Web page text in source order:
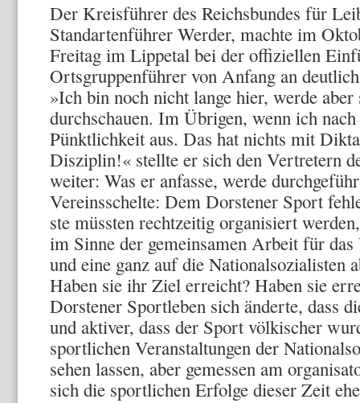
Der Kreisführer des Reichsbundes für
Standartenführer Werder, machte im
Freitag im Lippetal bei der offiziellen
Ortsgruppenführer von Anfang an
»Ich bin noch nicht lange hier, werde
durchschauen. Im Übrigen, wenn ich
Pünktlichkeit aus. Das hat nichts mit
Disziplin!« stellte er sich den Vertretern
weiter: Was er anfasse, werde
Vereinsschelte: Dem Dor­stener Sport
ste müssten rechtzeitig organisiert
im Sinne der ge­meinsamen Arbeit für
und eine ganz auf die National­sozialisten
Ha­ben sie ihr Ziel erreicht? Haben sie
Dorstener Sportleben sich änderte, dass
und aktiver, dass der Sport völkischer
sportlichen Veranstal­tungen der
sehen lassen, aber gemessen am
sich die sportlichen Erfolge dieser Zeit